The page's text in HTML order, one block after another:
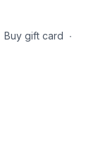
Buy gift card ∙